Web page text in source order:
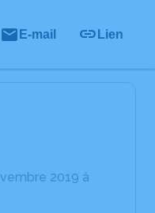
E-mail Lien
2019 à